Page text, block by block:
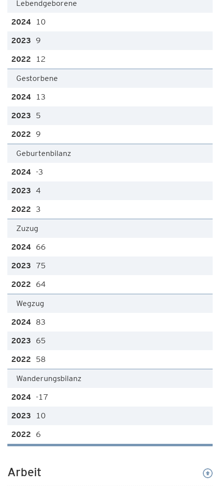
Lebendgeborene
10
9
12
Gestorbene
13
5
9
Geburtenbilanz
-3
4
3
Zuzug
66
75
64
Wegzug
83
65
58
Wanderungsbilanz
-17
10
6
Arbeit